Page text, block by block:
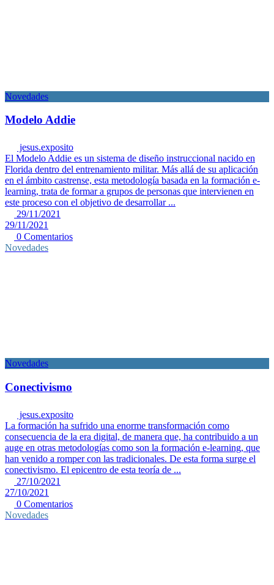
Novedades
Modelo Addie
jesus.exposito
El Modelo Addie es un sistema de diseño instruccional nacido en
Florida dentro del entrenamiento militar. Más allá de su aplicación
en el ámbito castrense, esta metodología basada en la formación e-
learning, trata de formar a grupos de personas que intervienen en
este proceso con el objetivo de desarrollar ...
29/11/2021
29/11/2021
0 Comentarios
Novedades
Novedades
Conectivismo
jesus.exposito
La formación ha sufrido una enorme transformación como
consecuencia de la era digital, de manera que, ha contribuido a un
auge en otras metodologías como son la formación e-learning, que
han venido a romper con las tradicionales. De esta forma surge el
conectivismo. El epicentro de esta teoría de ...
27/10/2021
27/10/2021
0 Comentarios
Novedades